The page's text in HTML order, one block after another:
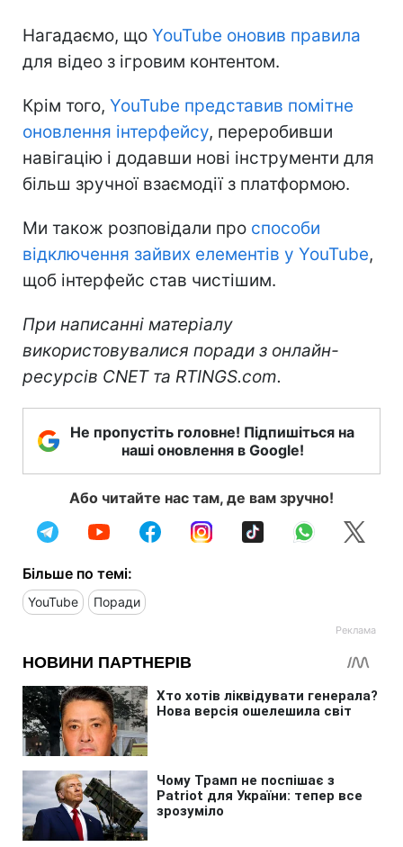
Нагадаємо, що YouTube оновив правила
для відео з ігровим контентом.
Крім того, YouTube представив помітне
оновлення інтерфейсу, переробивши
навігацію і додавши нові інструменти для
більш зручної взаємодії з платформою.
Ми також розповідали про способи
відключення зайвих елементів у YouTube,
щоб інтерфейс став чистішим.
При написанні матеріалу
використовувалися поради з онлайн-
ресурсів CNET та RTINGS.com.
Не пропустіть головне! Підпишіться на
наші оновлення в Google!
Або читайте нас там, де вам зручно!
Більше по темі:
YouTube Поради